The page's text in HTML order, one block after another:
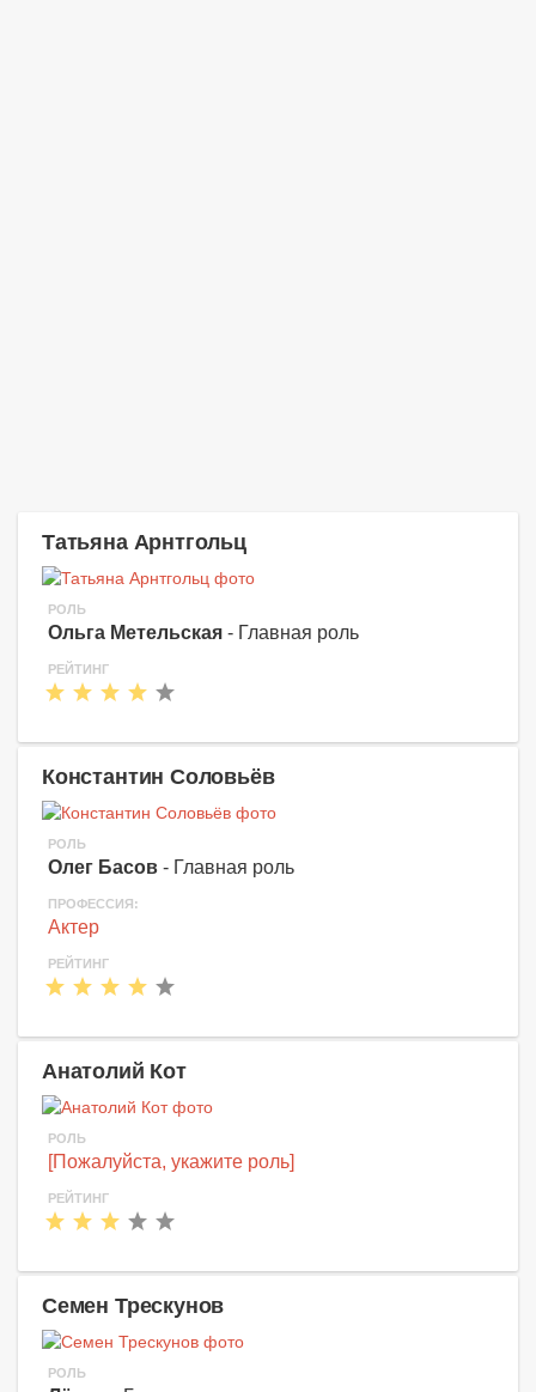
Татьяна Арнтгольц
РОЛЬ
Ольга Метельская - Главная роль
РЕЙТИНГ
Константин Соловьёв
РОЛЬ
Олег Басов - Главная роль
ПРОФЕССИЯ:
Актер
РЕЙТИНГ
Анатолий Кот
РОЛЬ
[Пожалуйста, укажите роль]
РЕЙТИНГ
Семен Трескунов
РОЛЬ